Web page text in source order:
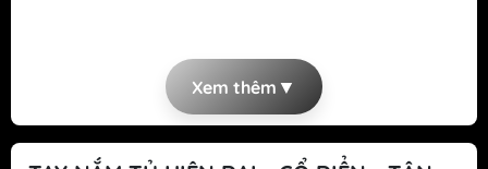
Xem thêm ▼